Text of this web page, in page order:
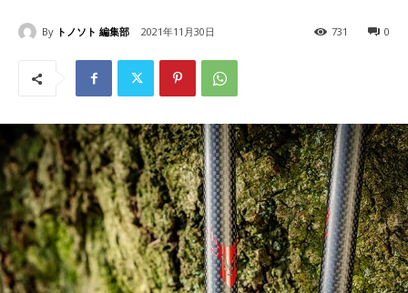
By トノソト 編集部 2021年11月30日 0
731